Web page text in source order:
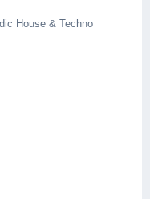
House & Techno